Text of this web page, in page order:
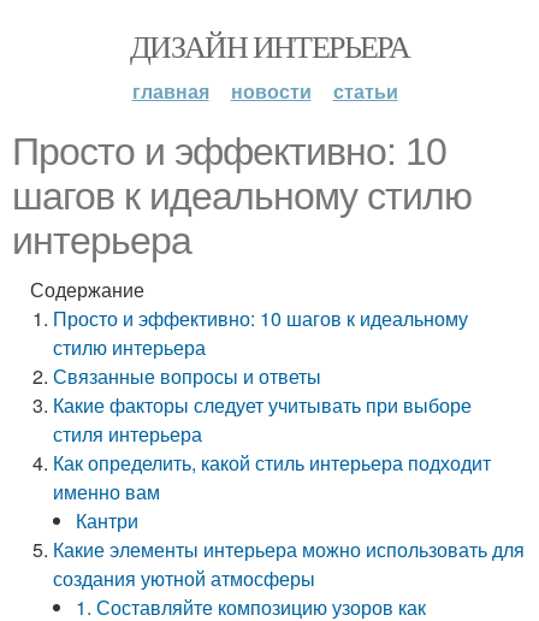
ДИЗАЙН ИНТЕРЬЕРА
главная новости статьи
Просто и эффективно: 10
шагов к идеальному стилю
интерьера
Содержание
Просто и эффективно: 10 шагов к идеальному
стилю интерьера
Связанные вопросы и ответы
Какие факторы следует учитывать при выборе
стиля интерьера
Как определить, какой стиль интерьера подходит
именно вам
Кантри
Какие элементы интерьера можно использовать для
создания уютной атмосферы
1. Составляйте композицию узоров как